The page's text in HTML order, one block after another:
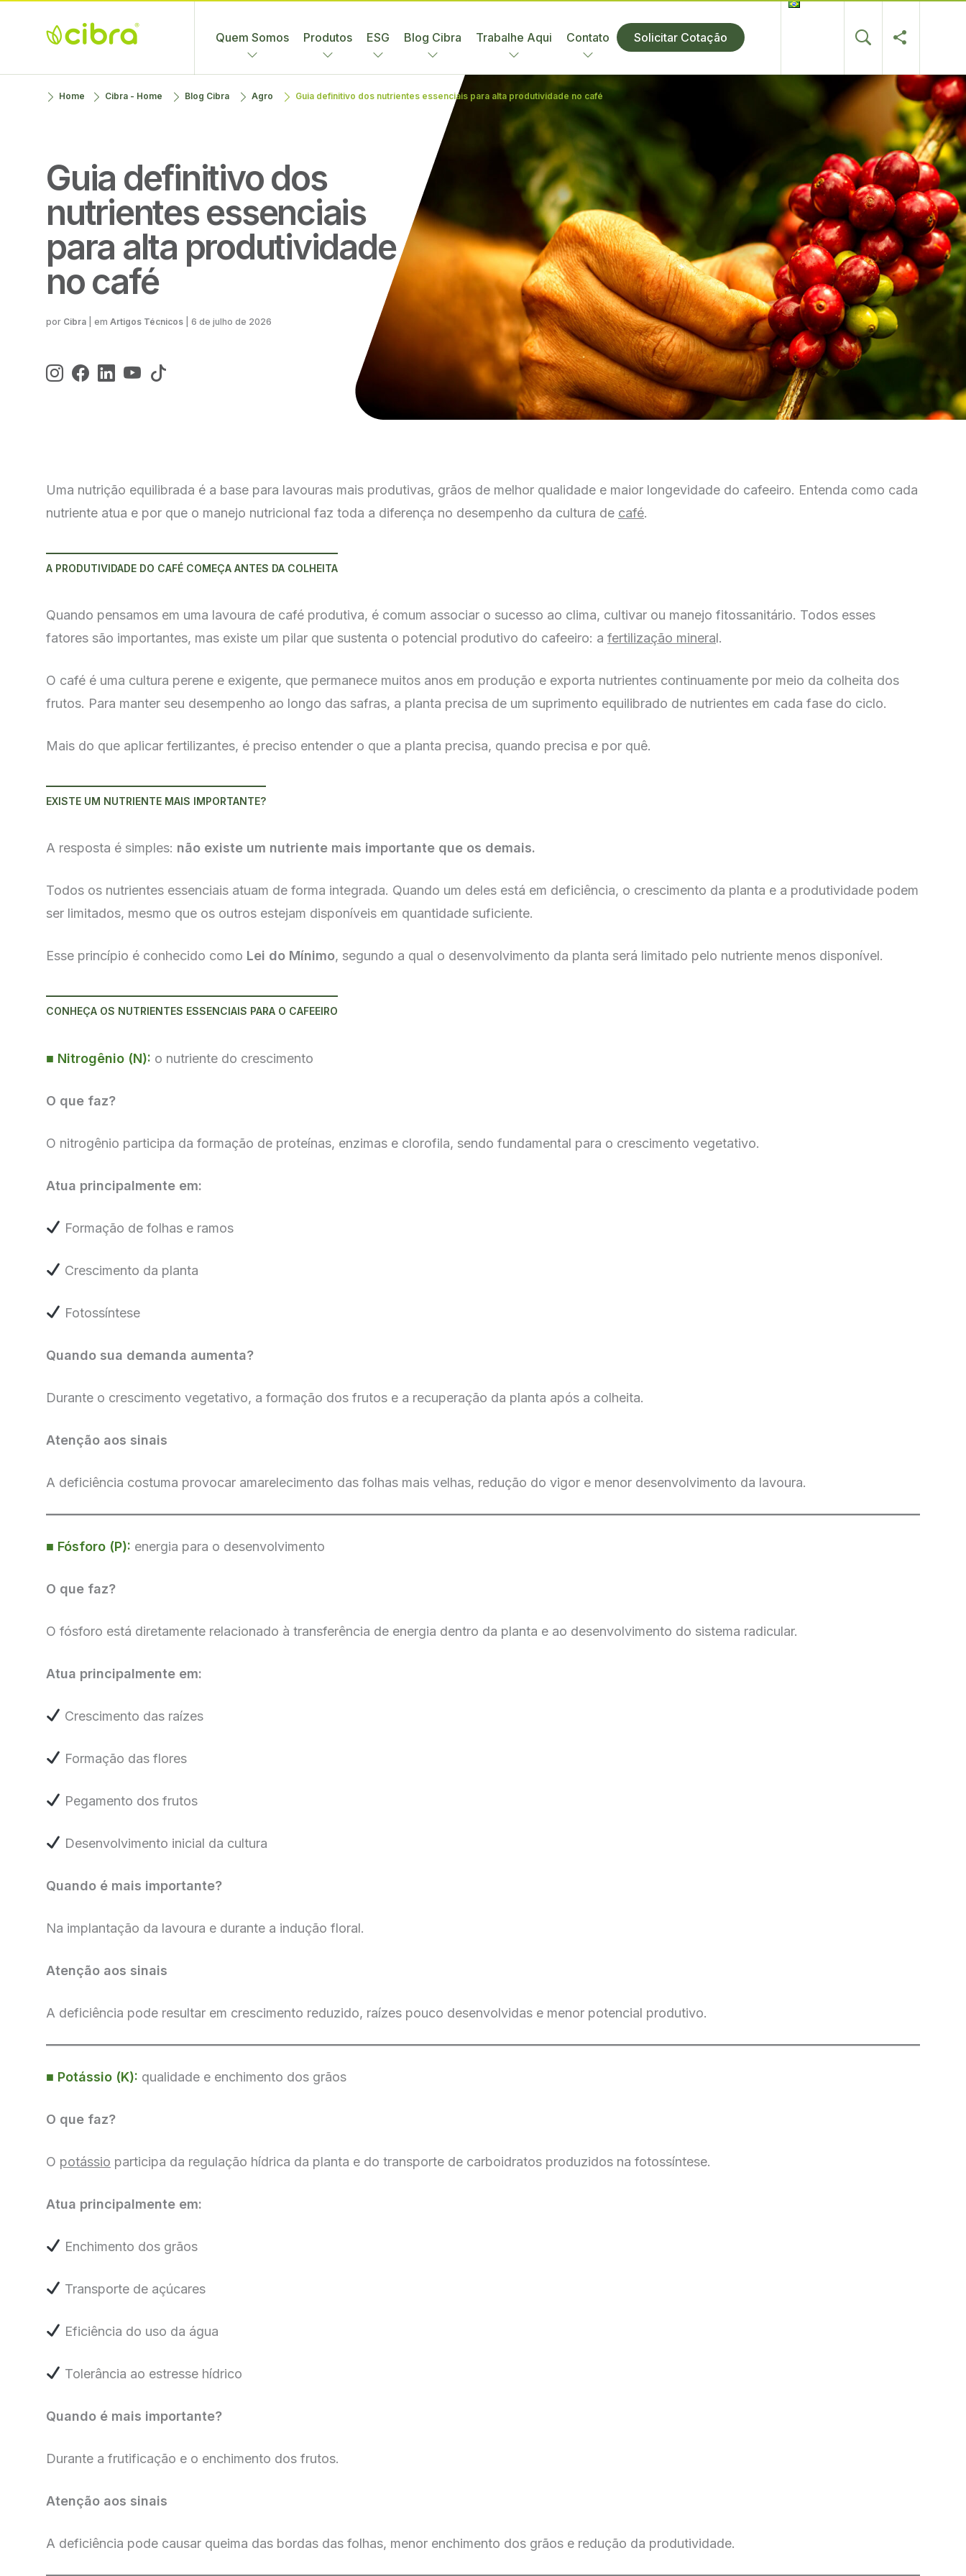
Cibra
Fertilizantes
Nossa Gente
Faz a
Quem Somos Produtos ESG Blog Cibra Trabalhe Aqui Contato Solicitar Cotação
Home Cibra - Home Blog Cibra Agro Guia definitivo dos nutrientes essenciais para alta produtividade no café
Guia definitivo dos
nutrientes essenciais
para alta produtividade
no café
Cibra | em Artigos Técnicos 6 de julho de 2026
Uma nutrição equilibrada é a base para lavouras mais produtivas, grãos de melhor qualidade e maior longevidade do cafeeiro. Entenda como cada
nutriente atua e por que o manejo nutricional faz toda a diferença no desempenho da cultura de café.
A PRODUTIVIDADE DO CAFÉ COMEÇA ANTES DA COLHEITA
Quando pensamos em uma lavoura de café produtiva, é comum associar o sucesso ao clima, cultivar ou manejo fitossanitário. Todos esses
fatores são importantes, mas existe um pilar que sustenta o potencial produtivo do cafeeiro: a fertilização mineral.
O café é uma cultura perene e exigente, que permanece muitos anos em produção e exporta nutrientes continuamente por meio da colheita dos
frutos. Para manter seu desempenho ao longo das safras, a planta precisa de um suprimento equilibrado de nutrientes em cada fase do ciclo.
Mais do que aplicar fertilizantes, é preciso entender o que a planta precisa, quando precisa e por quê.
EXISTE UM NUTRIENTE MAIS IMPORTANTE?
A resposta é simples: não existe um nutriente mais importante que os demais.
Todos os nutrientes essenciais atuam de forma integrada. Quando um deles está em deficiência, o crescimento da planta e a produtividade podem
ser limitados, mesmo que os outros estejam disponíveis em quantidade suficiente.
Esse princípio é conhecido como Lei do Mínimo, segundo a qual o desenvolvimento da planta será limitado pelo nutriente menos disponível.
CONHEÇA OS NUTRIENTES ESSENCIAIS PARA O CAFEEIRO
■ Nitrogênio (N): o nutriente do crescimento
O que faz?
O nitrogênio participa da formação de proteínas, enzimas e clorofila, sendo fundamental para o crescimento vegetativo.
Atua principalmente em:
Formação de folhas e ramos
Crescimento da planta
Fotossíntese
Quando sua demanda aumenta?
Durante o crescimento vegetativo, a formação dos frutos e a recuperação da planta após a colheita.
Atenção aos sinais
A deficiência costuma provocar amarelecimento das folhas mais velhas, redução do vigor e menor desenvolvimento da lavoura.
■ Fósforo (P): energia para o desenvolvimento
O que faz?
O fósforo está diretamente relacionado à transferência de energia dentro da planta e ao desenvolvimento do sistema radicular.
Atua principalmente em:
Crescimento das raízes
Formação das flores
Pegamento dos frutos
Desenvolvimento inicial da cultura
Quando é mais importante?
Na implantação da lavoura e durante a indução floral.
Atenção aos sinais
A deficiência pode resultar em crescimento reduzido, raízes pouco desenvolvidas e menor potencial produtivo.
■ Potássio (K): qualidade e enchimento dos grãos
O que faz?
O potássio participa da regulação hídrica da planta e do transporte de carboidratos produzidos na fotossíntese.
Atua principalmente em:
Enchimento dos grãos
Transporte de açúcares
Eficiência do uso da água
Tolerância ao estresse hídrico
Quando é mais importante?
Durante a frutificação e o enchimento dos frutos.
Atenção aos sinais
A deficiência pode causar queima das bordas das folhas, menor enchimento dos grãos e redução da produtividade.